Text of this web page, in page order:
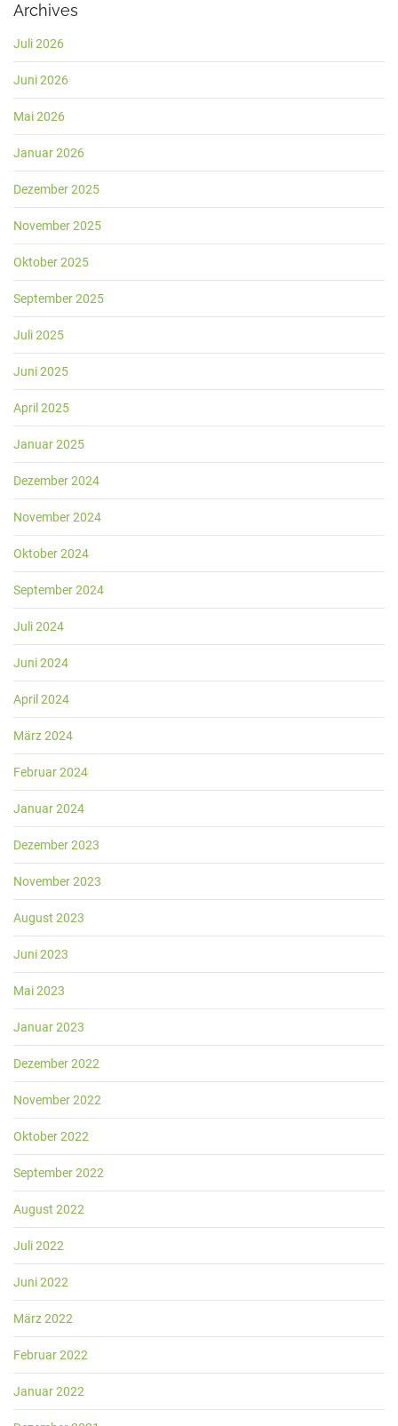
Archives
Juli 2026
Juni 2026
Mai 2026
Januar 2026
Dezember 2025
November 2025
Oktober 2025
September 2025
Juli 2025
Juni 2025
April 2025
Januar 2025
Dezember 2024
November 2024
Oktober 2024
September 2024
Juli 2024
Juni 2024
April 2024
März 2024
Februar 2024
Januar 2024
Dezember 2023
November 2023
August 2023
Juni 2023
Mai 2023
Januar 2023
Dezember 2022
November 2022
Oktober 2022
September 2022
August 2022
Juli 2022
Juni 2022
März 2022
Februar 2022
Januar 2022